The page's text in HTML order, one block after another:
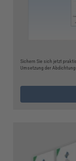
Sichern Sie sich jetzt
Umsetzung der